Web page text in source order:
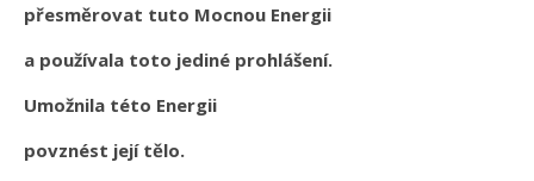
přesměrovat tuto Mocnou Energii
a používala toto jediné prohlášení.
Umožnila této Energii
povznést její tělo.